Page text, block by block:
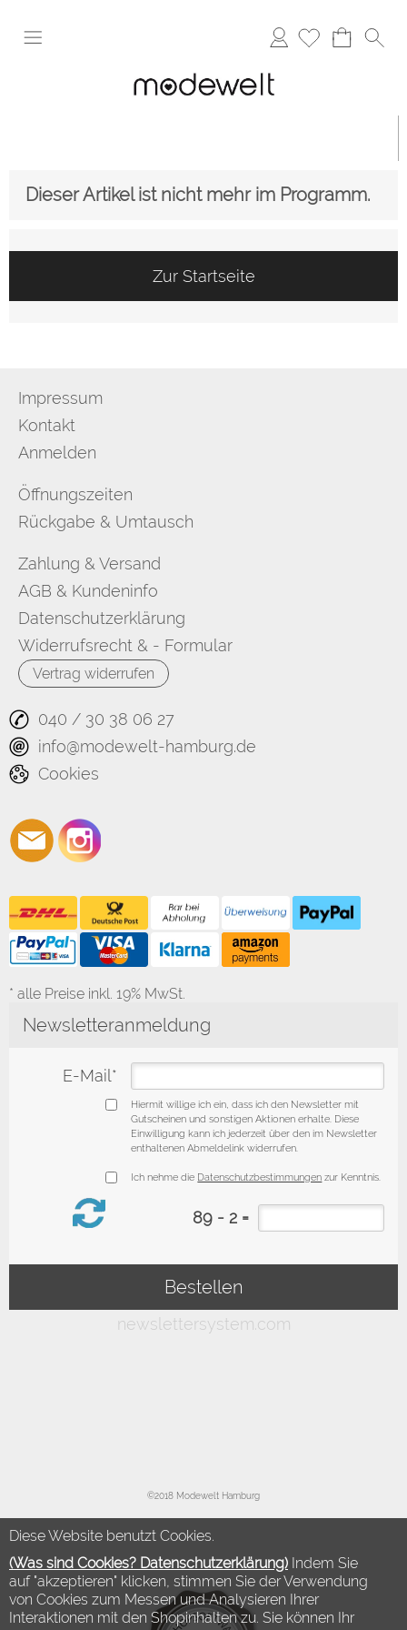
Diese Website benutzt Cookies.
(Was sind Cookies? Datenschutzerklärung) Indem Sie
auf "akzeptieren" klicken, stimmen Sie der Verwendung
von Cookies zum Messen und Analysieren Ihrer
Interaktionen mit den Shopinhalten zu. Sie können Ihr
Anmelden
Dieser Artikel ist nicht mehr im Programm.
Zur Startseite
Impressum
Kontakt
Anmelden
Öffnungszeiten
Rückgabe & Umtausch
Zahlung & Versand
AGB & Kundeninfo
Datenschutzerklärung
Widerrufsrecht & - Formular
Vertrag widerrufen
040 / 30 38 06 27
info@modewelt-hamburg.de
Cookies
* alle Preise inkl. 19% MwSt.
©2018 Modewelt Hamburg